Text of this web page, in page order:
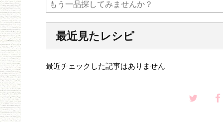
最近見たレシピ
最近チェックした記事はありません